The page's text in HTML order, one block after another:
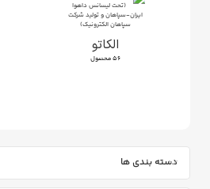
الکاتو
56 محصول
دسته بندی ها